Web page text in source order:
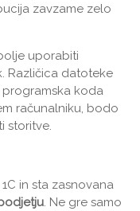
zavzame zelo
uporabiti
Različica datoteke
koda
računalniku, bodo
storitve.
in sta zasnovana
. Ne gre samo